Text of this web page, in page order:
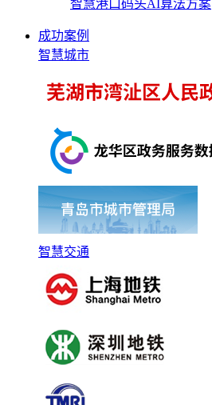
智慧港口码头AI算法方案
成功案例
智慧城市
智慧交通